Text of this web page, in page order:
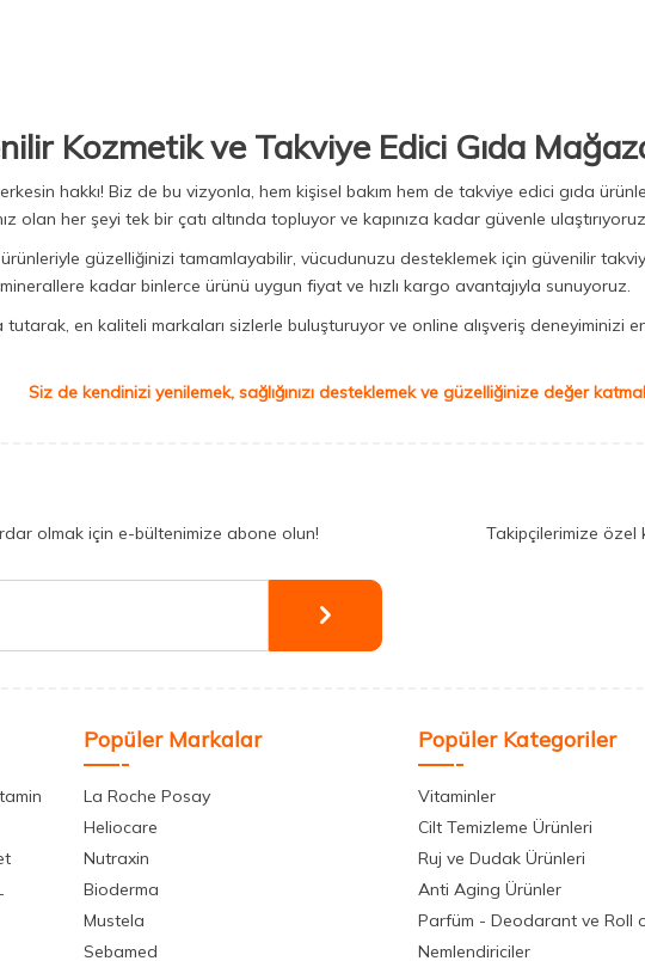
Kozmetik ve Takviye Edici Gıda
hakkı! Biz de bu vizyonla, hem kişisel bakım hem de takviye edici gıda
olan her şeyi tek bir çatı altında topluyor ve kapınıza kadar güvenle
güzelliğinizi tamamlayabilir, vücudunuzu desteklemek için güvenilir
kadar binlerce ürünü uygun fiyat ve hızlı kargo avantajıyla sunuyoruz.
en kaliteli markaları sizlerle buluşturuyor ve online alışveriş deneyiminizi
Siz de kendinizi yenilemek, sağlığınızı desteklemek ve güzelliğinize değer
olmak için e-bültenimize abone olun! Takipçilerimize
Popüler Markalar
La Roche Posay
Heliocare
Nutraxin
Bioderma
Mustela
Sebamed
Popüler Kategoriler
Vitaminler
Cilt Temizleme Ürünleri
Ruj ve Dudak Ürünleri
Anti Aging Ürünler
Parfüm - Deodarant ve Roll
Nemlendiriciler